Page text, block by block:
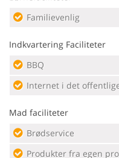
Familievenlig
Indkvartering Faciliteter
BBQ
Internet i det
Mad faciliteter
Brødservice
Produkter fra egen